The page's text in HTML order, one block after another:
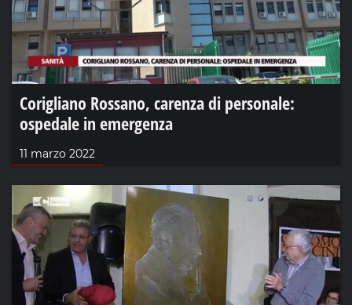
Corigliano Rossano, carenza di personale:
ospedale in emergenza
11 marzo 2022